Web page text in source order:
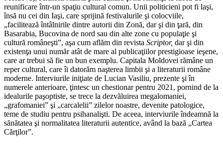
reunificare într-un spaţiu cultural comun. Unii politicieni pot fi laşi,
însă nu cei din Iaşi, care sprijină festivalurile şi colocviile,
„facilitează întâlnirile dintre autorii din Zonă, dar şi din ţară, din
Basarabia, Bucovina de nord sau din alte zone cu populaţie şi
cultură româneşti”, aşa cum aflăm din revista Scriptor, dar şi din
existenţa unui număr atât de mare al publicaţiilor prestigioase ieşene,
care ar trebui să fie un bun exemplu. Capitala Moldovei rămâne un
reper cultural, care îi datorăm naşterea limbii şi a literaturii române
moderne. Interviurile iniţiate de Lucian Vasiliu, prezente şi în
numerele anterioare, ţintesc un chestionar pentru 2021, pornind de la
idealurile paşoptiste, se trece la dezvăluirea megalomaniei,
„grafomaniei” şi „carcalelii” zilelor noastre, devenite patologice,
teme de studiu pentru psihanalişti. De aceea, interviurile îndeamnă la
sănătatea şi normalitatea literaturii autentice, având la bază „Cartea
Cărţilor”.